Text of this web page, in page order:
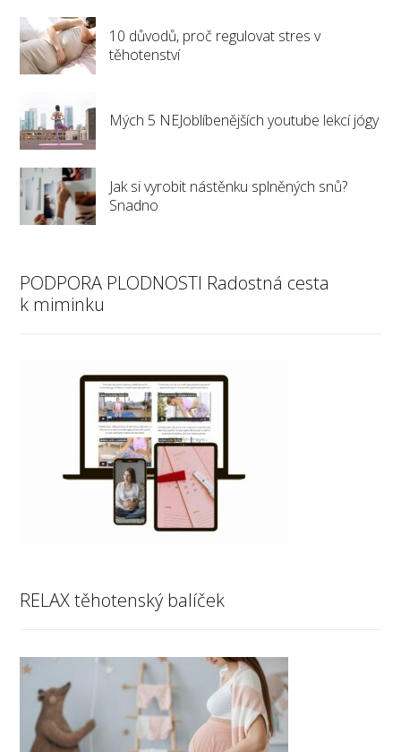
10 důvodů, proč regulovat stres v
těhotenství
Mých 5 NEJoblíbenějších youtube lekcí jógy
Jak si vyrobit nástěnku splněných snů?
Snadno
PODPORA PLODNOSTI Radostná cesta
k miminku
RELAX těhotenský balíček